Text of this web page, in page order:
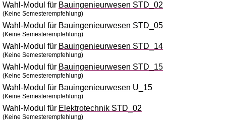
Wahl-Modul für Bauingenieurwesen STD_02
(Keine Semesterempfehlung)
Wahl-Modul für Bauingenieurwesen STD_05
(Keine Semesterempfehlung)
Wahl-Modul für Bauingenieurwesen STD_14
(Keine Semesterempfehlung)
Wahl-Modul für Bauingenieurwesen STD_15
(Keine Semesterempfehlung)
Wahl-Modul für Bauingenieurwesen U_15
(Keine Semesterempfehlung)
Wahl-Modul für Elektrotechnik STD_02
(Keine Semesterempfehlung)